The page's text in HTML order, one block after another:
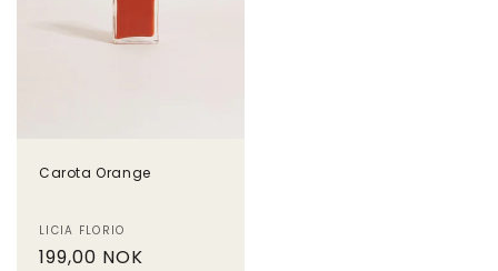
Carota Orange
Selger:
LICIA FLORIO
Vanlig
199,00 NOK